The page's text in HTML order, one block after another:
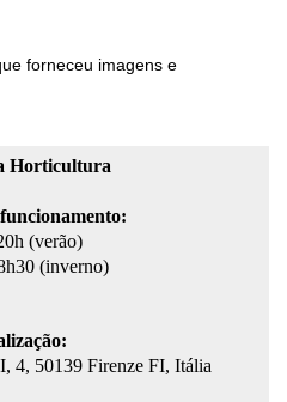
forneceu imagens e
Horticultura
:
(verão)
(inverno)
4, 50139 Firenze FI, Itália